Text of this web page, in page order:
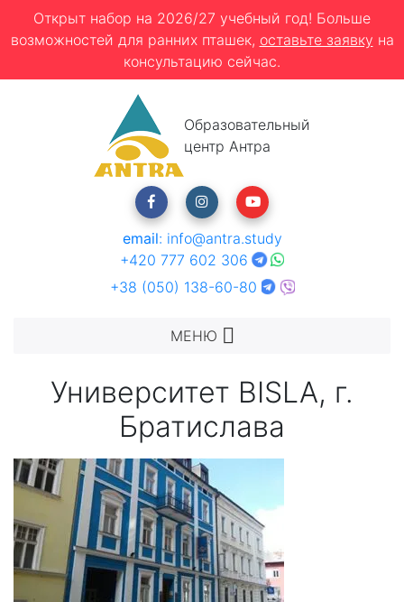
Открыт набор на 2026/27 учебный год! Больше
возможностей для ранних пташек, оставьте заявку на
консультацию сейчас.
Образовательный
центр Антра
email: info@antra.study
+420 777 602 306
+38 (050) 138-60-80
МЕНЮ
Университет BISLA, г.
Братислава